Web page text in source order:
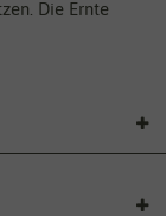
Die Ernte